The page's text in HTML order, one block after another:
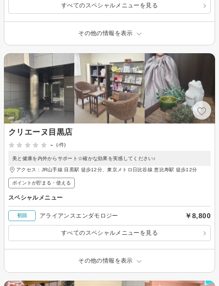
すべてのスペシャルメニューを見る
その他の情報を表示
クリエーヌ目黒店
-
(-件)
美と健康を内外からサポート☆確かな効果を実感してください♪
アクセス：JR山手線 目黒駅 徒歩12分、東京メトロ日比谷線 恵比寿駅 徒歩12分
ポイントが貯まる・使える
スペシャルメニュー
初回 アライアンスエンダモロジー ￥8,800
すべてのスペシャルメニューを見る
その他の情報を表示